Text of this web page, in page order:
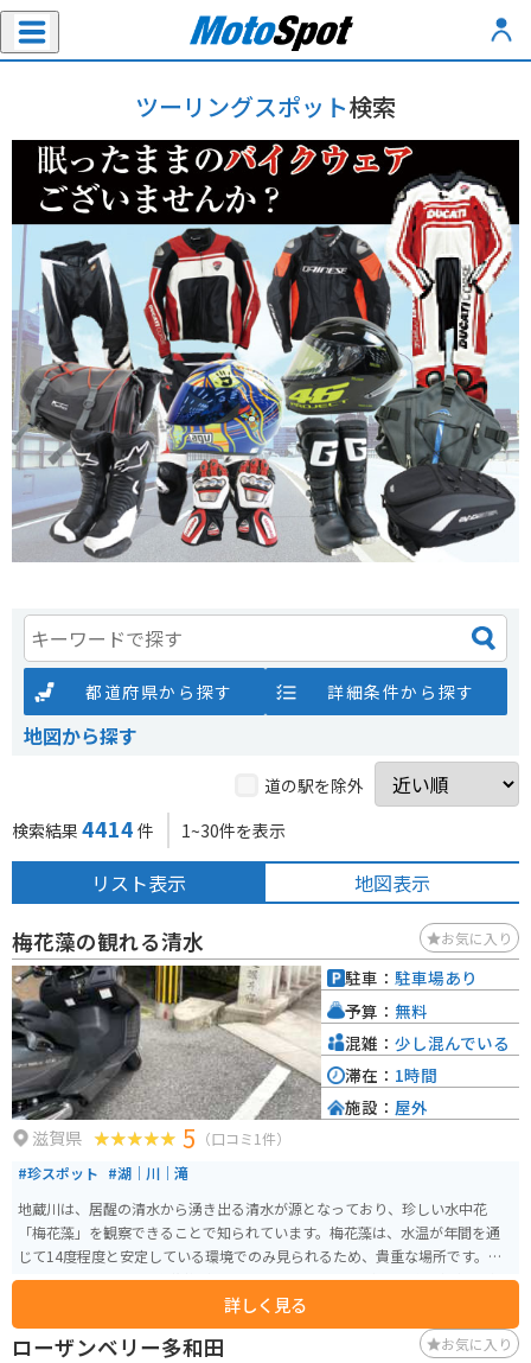
ツーリングスポット検索
都道府県から探す 詳細条件から探す
地図から探す
道の駅を除外
検索結果 4414 件 1~30件を表示
リスト表示 地図表示
梅花藻の観れる清水 お気に入り
滋賀県 5 （口コミ1件）
#珍スポット #湖｜川｜滝
地蔵川は、居醒の清水から湧き出る清水が源となっており、珍しい水中花
「梅花藻」を観察できることで知られています。梅花藻は、水温が年間を通
じて14度程度と安定している環境でのみ見られるため、貴重な場所です。小
川に8月下旬ころまで梅花藻が咲いています。居醒の清水は平成の名水100選
にも選ばれています。また、この地域は貴重な淡水魚「ハリヨ」の生息地で
もあります。旧街道沿いを散策途中に色々な撮影スポットがあります。
詳しく見る
駐車： 駐車場あり
予算： 無料
混雑： 少し混んでいる
滞在： 1時間
施設： 屋外
ローザンベリー多和田 お気に入り